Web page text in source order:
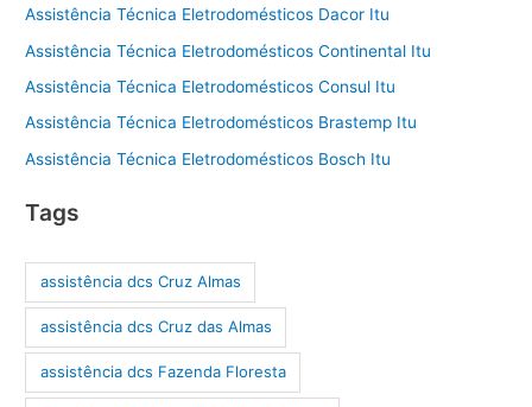
Assistência Técnica Eletrodomésticos Dacor Itu
Assistência Técnica Eletrodomésticos Continental Itu
Assistência Técnica Eletrodomésticos Consul Itu
Assistência Técnica Eletrodomésticos Brastemp Itu
Assistência Técnica Eletrodomésticos Bosch Itu
Tags
assistência dcs Cruz Almas
assistência dcs Cruz das Almas
assistência dcs Fazenda Floresta